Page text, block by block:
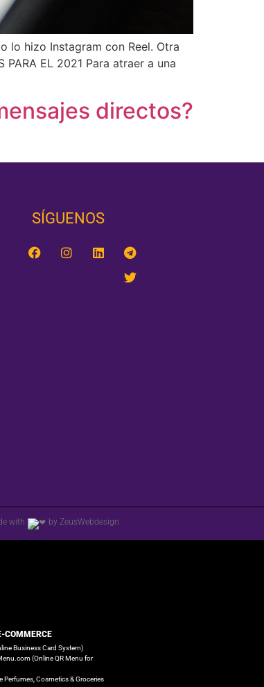
lo hizo Instagram con Reel. Otra
EL 2021 Para atraer a una
directos?
SÍGUENOS‎
with by ZeusWebdesign
COMMERCE
Business Card System)
(Online QR Menu for
Perfumes, Cosmetics & Groceries